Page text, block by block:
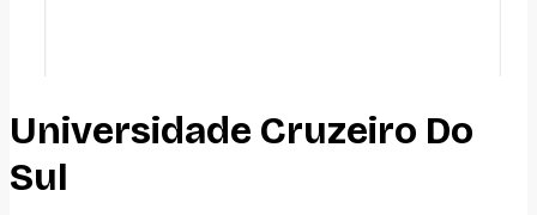
Universidade Cruzeiro Do
Sul